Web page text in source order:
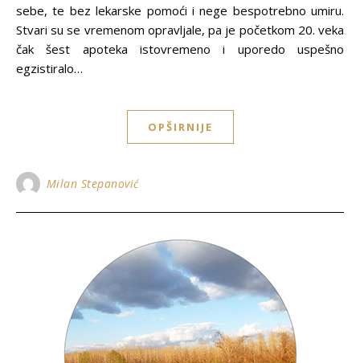
sebe, te bez lekarske pomoći i nege bespotrebno umiru.
Stvari su se vremenom opravljale, pa je početkom 20. veka
čak šest apoteka istovremeno i uporedo uspešno
egzistiralo…
OPŠIRNIJE
Milan Stepanović